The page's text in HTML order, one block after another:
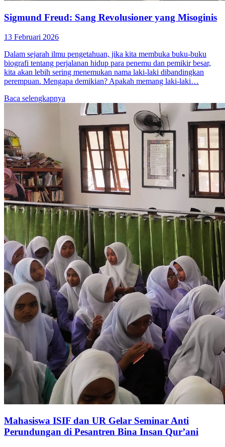
Sigmund Freud: Sang Revolusioner yang Misoginis
13 Februari 2026
Dalam sejarah ilmu pengetahuan, jika kita membuka buku-buku
biografi tentang perjalanan hidup para penemu dan pemikir besar,
kita akan lebih sering menemukan nama laki-laki dibandingkan
perempuan. Mengapa demikian? Apakah memang laki-laki…
Baca selengkapnya
Mahasiswa ISIF dan UR Gelar Seminar Anti
Perundungan di Pesantren Bina Insan Qur’ani